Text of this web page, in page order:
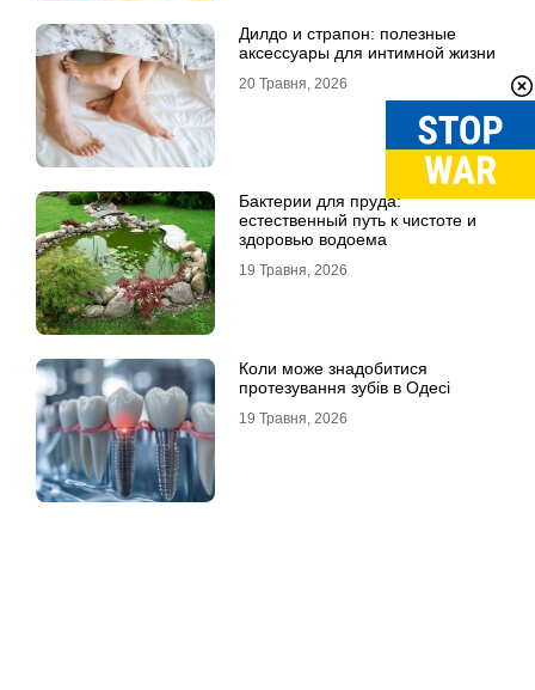
Дилдо и страпон: полезные
аксессуары для интимной жизни
20 Травня, 2026
Бактерии для пруда:
естественный путь к чистоте и
здоровью водоема
19 Травня, 2026
Коли може знадобитися
протезування зубів в Одесі
19 Травня, 2026